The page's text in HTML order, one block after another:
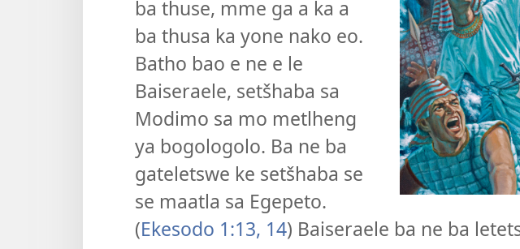
ba thuse, mme ga a ka a
ba thusa ka yone nako eo.
Batho bao e ne e le
Baiseraele, setšhaba sa
Modimo sa mo metlheng
ya bogologolo. Ba ne ba
gateletswe ke setšhaba se
se maatla sa Egepeto.
(Ekesodo 1:13, 14) Baiseraele ba ne ba